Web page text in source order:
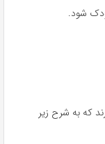
شود.
که به شرح زیر